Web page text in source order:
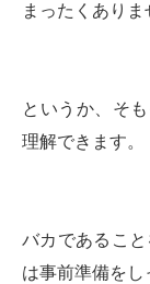
まったくありま
というか、そ
理解できます。
バカであるこ
は事前準備をし